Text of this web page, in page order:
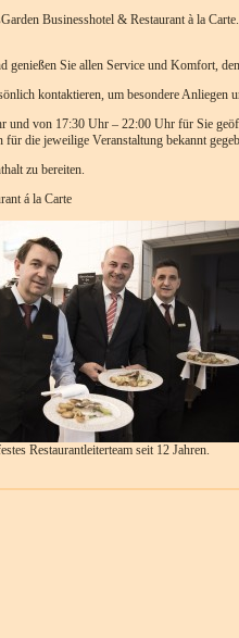
Businesshotel & Restaurant à la
genießen Sie allen Service und Komfort,
kontaktieren, um besondere Anliegen
und von 17:30 Uhr – 22:00 Uhr für Sie
die jeweilige Veranstaltung bekannt
zu bereiten.
á la Carte
Restaurantleiterteam seit 12 Jahren.